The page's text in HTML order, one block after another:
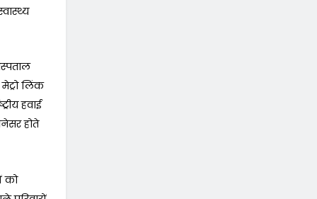
मेट्रो लिंक
हवाई
होते
को